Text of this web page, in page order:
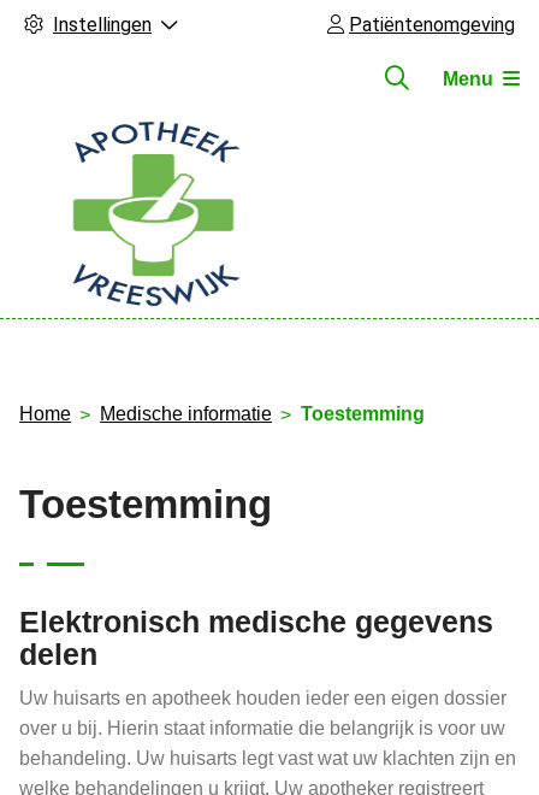
Instellingen Patiëntenomgeving
Menu
Home Medische informatie Toestemming
Toestemming
Elektronisch medische gegevens
delen
Uw huisarts en apotheek houden ieder een eigen dossier
over u bij. Hierin staat informatie die belangrijk is voor uw
behandeling. Uw huisarts legt vast wat uw klachten zijn en
welke behandelingen u krijgt. Uw apotheker registreert